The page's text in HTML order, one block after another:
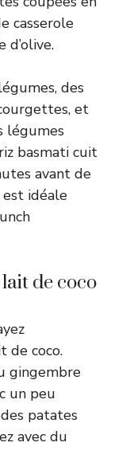
casserole
d’olive.
des
et
légumes
basmati cuit
avant de
idéale
de coco
de coco.
gingembre
un peu
patates
avec du